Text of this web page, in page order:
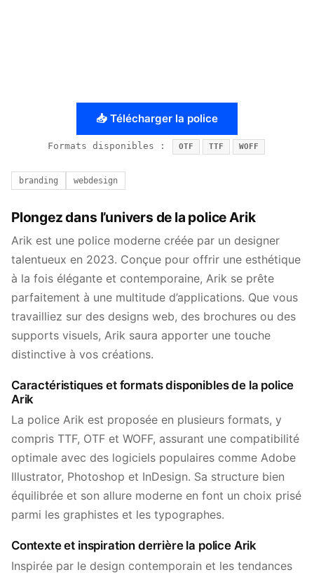
📥 Télécharger la police
Formats disponibles : OTF TTF WOFF
branding webdesign
Plongez dans l’univers de la police Arik
Arik est une police moderne créée par un designer
talentueux en 2023. Conçue pour offrir une esthétique
à la fois élégante et contemporaine, Arik se prête
parfaitement à une multitude d’applications. Que vous
travailliez sur des designs web, des brochures ou des
supports visuels, Arik saura apporter une touche
distinctive à vos créations.
Caractéristiques et formats disponibles de la police
Arik
La police Arik est proposée en plusieurs formats, y
compris TTF, OTF et WOFF, assurant une compatibilité
optimale avec des logiciels populaires comme Adobe
Illustrator, Photoshop et InDesign. Sa structure bien
équilibrée et son allure moderne en font un choix prisé
parmi les graphistes et les typographes.
Contexte et inspiration derrière la police Arik
Inspirée par le design contemporain et les tendances